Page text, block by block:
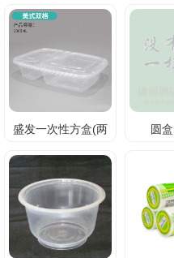
盛发一次性方盒(两
格)
圆